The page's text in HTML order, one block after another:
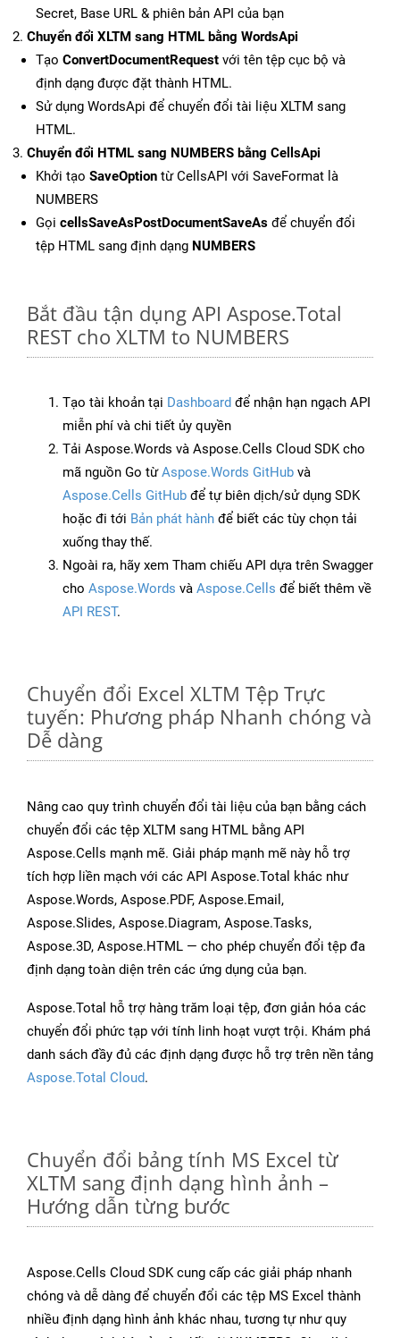
Secret, Base URL & phiên bản API của bạn
Chuyển đổi XLTM sang HTML bằng WordsApi
Tạo ConvertDocumentRequest với tên tệp cục bộ và
định dạng được đặt thành HTML.
Sử dụng WordsApi để chuyển đổi tài liệu XLTM sang
HTML.
Chuyển đổi HTML sang NUMBERS bằng CellsApi
Khởi tạo SaveOption từ CellsAPI với SaveFormat là
NUMBERS
Gọi cellsSaveAsPostDocumentSaveAs để chuyển đổi
tệp HTML sang định dạng NUMBERS
Bắt đầu tận dụng API Aspose.Total
REST cho XLTM to NUMBERS
Tạo tài khoản tại Dashboard để nhận hạn ngạch API
miễn phí và chi tiết ủy quyền
Tải Aspose.Words và Aspose.Cells Cloud SDK cho
mã nguồn Go từAspose.Words GitHub và
Aspose.Cells GitHub để tự biên dịch/sử dụng SDK
hoặc đi tới Bản phát hành để biết các tùy chọn tải
xuống thay thế.
Ngoài ra, hãy xem Tham chiếu API dựa trên Swagger
cho Aspose.Words và Aspose.Cells để biết thêm về
API REST.
Chuyển đổi Excel XLTM Tệp Trực
tuyến: Phương pháp Nhanh chóng và
Dễ dàng
Nâng cao quy trình chuyển đổi tài liệu của bạn bằng cách
chuyển đổi các tệp XLTM sang HTML bằng API
Aspose.Cells mạnh mẽ. Giải pháp mạnh mẽ này hỗ trợ
tích hợp liền mạch với các API Aspose.Total khác như
Aspose.Words, Aspose.PDF, Aspose.Email,
Aspose.Slides, Aspose.Diagram, Aspose.Tasks,
Aspose.3D, Aspose.HTML — cho phép chuyển đổi tệp đa
định dạng toàn diện trên các ứng dụng của bạn.
Aspose.Total hỗ trợ hàng trăm loại tệp, đơn giản hóa các
chuyển đổi phức tạp với tính linh hoạt vượt trội. Khám phá
danh sách đầy đủ các định dạng được hỗ trợ trên nền tảng
Aspose.Total Cloud.
Chuyển đổi bảng tính MS Excel từ
XLTM sang định dạng hình ảnh –
Hướng dẫn từng bước
Aspose.Cells Cloud SDK cung cấp các giải pháp nhanh
chóng và dễ dàng để chuyển đổi các tệp MS Excel thành
nhiều định dạng hình ảnh khác nhau, tương tự như quy